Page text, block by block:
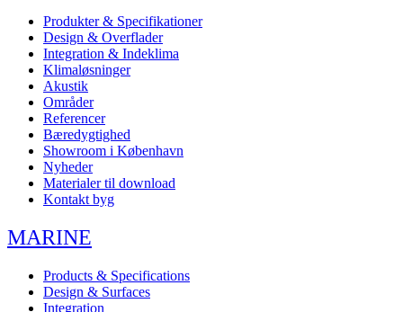
Produkter & Specifikationer
Design & Overflader
Integration & Indeklima
Klimaløsninger
Akustik
Områder
Referencer
Bæredygtighed
Showroom i København
Nyheder
Materialer til download
Kontakt byg
MARINE
Products & Specifications
Design & Surfaces
Integration